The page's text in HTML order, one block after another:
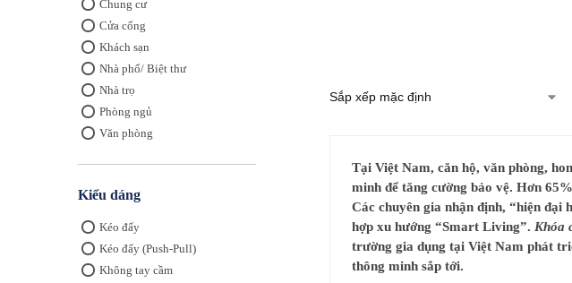
Tại Việt Nam, căn hộ, văn phòng,
minh để tăng cường bảo vệ. Hơn
Các chuyên gia nhận định, “hiện
hợp xu hướng “Smart Living”. Khóa
trường gia dụng tại Việt Nam phát
thông minh sắp tới.
Chung cư
Cửa cổng
Khách sạn
Nhà phố/ Biệt thư
Nhà trọ
Phòng ngủ
Văn phòng
Kiểu dáng
Kéo đẩy
Kéo đẩy (Push-Pull)
Không tay cầm